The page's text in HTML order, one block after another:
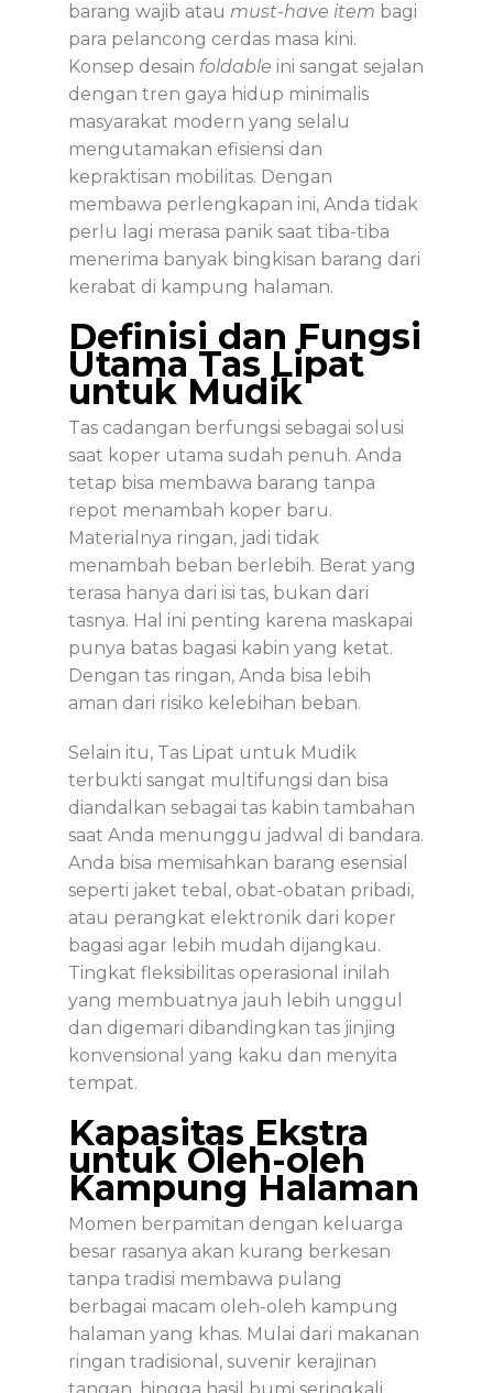
barang wajib atau must-have item bagi
para pelancong cerdas masa kini.
Konsep desain foldable ini sangat sejalan
dengan tren gaya hidup minimalis
masyarakat modern yang selalu
mengutamakan efisiensi dan
kepraktisan mobilitas. Dengan
membawa perlengkapan ini, Anda tidak
perlu lagi merasa panik saat tiba-tiba
menerima banyak bingkisan barang dari
kerabat di kampung halaman.
Definisi dan Fungsi
Utama Tas Lipat
untuk Mudik
Tas cadangan berfungsi sebagai solusi
saat koper utama sudah penuh. Anda
tetap bisa membawa barang tanpa
repot menambah koper baru.
Materialnya ringan, jadi tidak
menambah beban berlebih. Berat yang
terasa hanya dari isi tas, bukan dari
tasnya. Hal ini penting karena maskapai
punya batas bagasi kabin yang ketat.
Dengan tas ringan, Anda bisa lebih
aman dari risiko kelebihan beban.
Selain itu, Tas Lipat untuk Mudik
terbukti sangat multifungsi dan bisa
diandalkan sebagai tas kabin tambahan
saat Anda menunggu jadwal di bandara.
Anda bisa memisahkan barang esensial
seperti jaket tebal, obat-obatan pribadi,
atau perangkat elektronik dari koper
bagasi agar lebih mudah dijangkau.
Tingkat fleksibilitas operasional inilah
yang membuatnya jauh lebih unggul
dan digemari dibandingkan tas jinjing
konvensional yang kaku dan menyita
tempat.
Kapasitas Ekstra
untuk Oleh-oleh
Kampung Halaman
Momen berpamitan dengan keluarga
besar rasanya akan kurang berkesan
tanpa tradisi membawa pulang
berbagai macam oleh-oleh kampung
halaman yang khas. Mulai dari makanan
ringan tradisional, suvenir kerajinan